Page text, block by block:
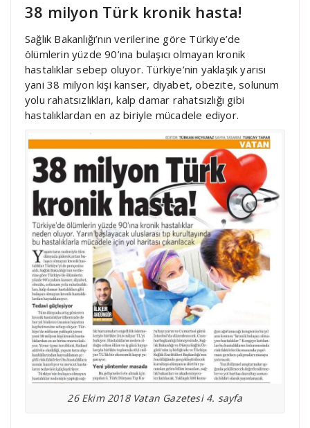
38 milyon Türk kronik hasta!
Sağlık Bakanlığı’nın verilerine göre Türkiye’de
ölümlerin yüzde 90’ına bulaşıcı olmayan kronik
hastalıklar sebep oluyor. Türkiye’nin yaklaşık yarısı
yani 38 milyon kişi kanser, diyabet, obezite, solunum
yolu rahatsızlıkları, kalp damar rahatsızlığı gibi
hastalıklardan en az biriyle mücadele ediyor.
26 Ekim 2018 Vatan Gazetesi 4. sayfa